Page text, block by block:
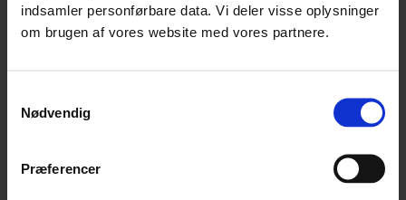
indsamler personførbare data. Vi deler visse oplysninger
om brugen af vores website med vores partnere.
Nødvendig
Præferencer
Digitale Tendenser - bliv skarpere på